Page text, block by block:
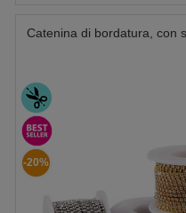
Catenina di bordatura, con
-20%